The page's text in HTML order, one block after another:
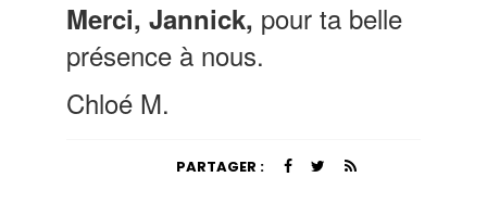
Merci, Jannick, pour ta belle
présence à nous.
Chloé M.
PARTAGER :